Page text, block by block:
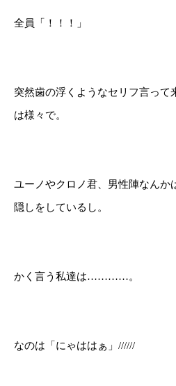
全員「！！！」
突然歯の浮くようなセリフ言って
は様々で。
ユーノやクロノ君、男性陣なんか
隠しをしているし。
かく言う私達は…………。
なのは「にゃははぁ」//////